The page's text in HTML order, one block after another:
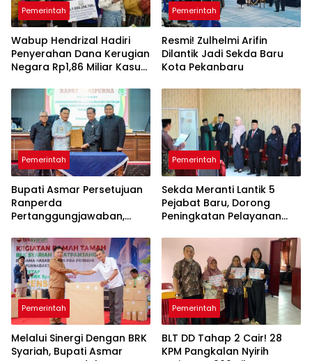
Pemerintah
Wabup Hendrizal Hadiri
Penyerahan Dana Kerugian
Negara Rp1,86 Miliar Kasus
Pemerintah
Resmi! Zulhelmi Arifin
Dilantik Jadi Sekda Baru
Kota Pekanbaru
Pemerintah
Bupati Asmar Persetujuan
Ranperda
Pertanggungjawaban,
Pemkab dan DPRD
Pemerintah
Sekda Meranti Lantik 5
Pejabat Baru, Dorong
Peningkatan Pelayanan
Pemerintah
Melalui Sinergi Dengan BRK
Syariah, Bupati Asmar
Pemerintah
BLT DD Tahap 2 Cair! 28
KPM Pangkalan Nyirih